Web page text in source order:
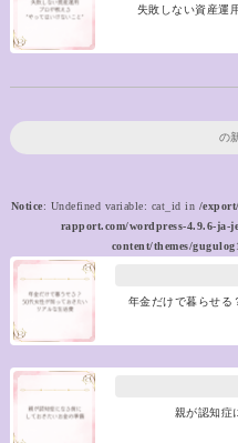
失敗しない資産運
の
Notice: Undefined variable: cat_id in /
rapport.com/wordpress-4.9.6-ja-
content/themes/
年金だけで暮らせる
親が認知症